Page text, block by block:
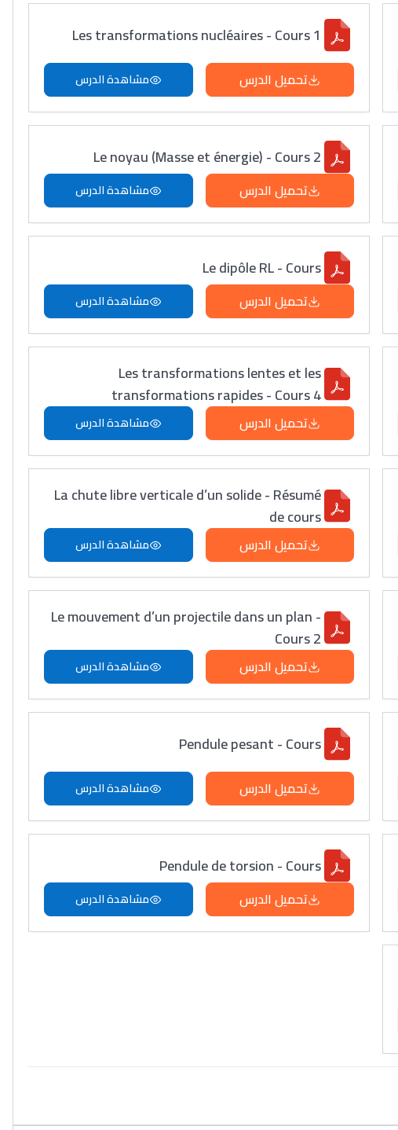
Les transformations nucléaires - Cours 1
تحميل الدرس مشاهدة الدرس
Le noyau (Masse et énergie) - Cours 2
تحميل الدرس مشاهدة الدرس
Le dipôle RL - Cours
تحميل الدرس مشاهدة الدرس
Les transformations lentes et les
transformations rapides - Cours 4
تحميل الدرس مشاهدة الدرس
La chute libre verticale d’un solide - Résumé
de cours
تحميل الدرس مشاهدة الدرس
Le mouvement d’un projectile dans un plan -
Cours 2
تحميل الدرس مشاهدة الدرس
Pendule pesant - Cours
تحميل الدرس مشاهدة الدرس
Pendule de torsion - Cours
تحميل الدرس مشاهدة الدرس